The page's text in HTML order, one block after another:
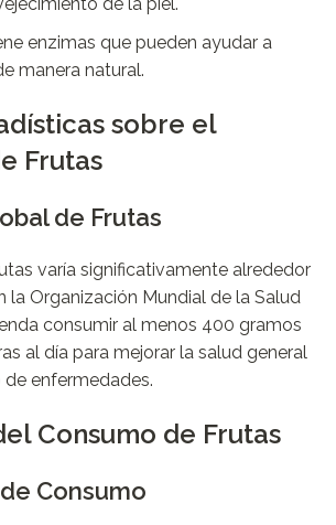
enzimas que pueden ayudar a
manera natural.
sobre el
Frutas
de Frutas
varía significativamente alrededor
la Organización Mundial de la Salud
consumir al menos 400 gramos
al día para mejorar la salud general
enfermedades.
Consumo de Frutas
Consumo